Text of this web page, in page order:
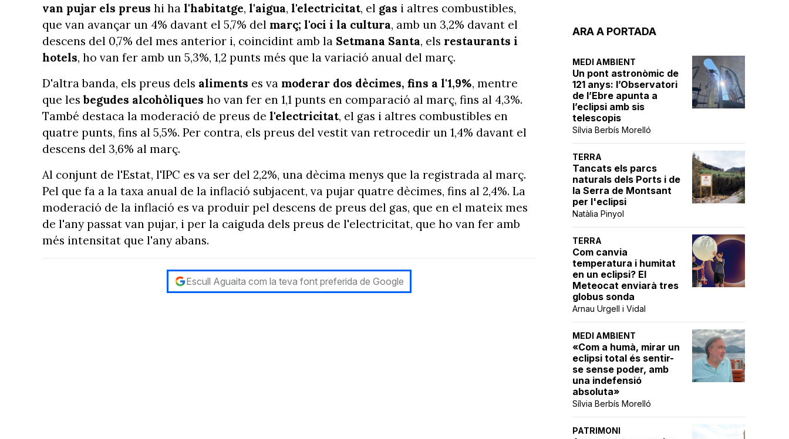
ARA A PORTADA
MEDI AMBIENT
Un pont astronòmic de
121 anys: l’Observatori
de l’Ebre apunta a
l’eclipsi amb sis
telescopis
Sílvia Berbís Morelló
TERRA
Tancats els parcs
naturals dels Ports i de
la Serra de Montsant
per l'eclipsi
Natàlia Pinyol
TERRA
Com canvia
temperatura i humitat
en un eclipsi? El
Meteocat enviarà tres
globus sonda
Arnau Urgell i Vidal
MEDI AMBIENT
«Com a humà, mirar un
eclipsi total és sentir-
se sense poder, amb
una indefensió
absoluta»
Sílvia Berbís Morelló
PATRIMONI
van pujar els preus hi ha l'habitatge, l'aigua, l'electricitat, el gas i altres combustibles,
que van avançar un 4% davant el 5,7% del març; l'oci i la cultura, amb un 3,2% davant el
descens del 0,7% del mes anterior i, coincidint amb la Setmana Santa, els restaurants i
hotels, ho van fer amb un 5,3%, 1,2 punts més que la variació anual del març.
D'altra banda, els preus dels aliments es va moderar dos dècimes, fins a l'1,9%, mentre
que lesbegudes alcohòliques ho van fer en 1,1 punts en comparació al març, fins al 4,3%.
També destaca la moderació de preus de l'electricitat, el gas i altres combustibles en
quatre punts, fins al 5,5%. Per contra, els preus del vestit van retrocedir un 1,4% davant el
descens del 3,6% al març.
Al conjunt de l'Estat, l'IPC es va ser del 2,2%, una dècima menys que la registrada al març.
Pel que fa a la taxa anual de la inflació subjacent, va pujar quatre dècimes, fins al 2,4%. La
moderació de la inflació es va produir pel descens de preus del gas, que en el mateix mes
de l'any passat van pujar, i per la caiguda dels preus de l'electricitat, que ho van fer amb
més intensitat que l'any abans.
Escull Aguaita com la teva font preferida de Google